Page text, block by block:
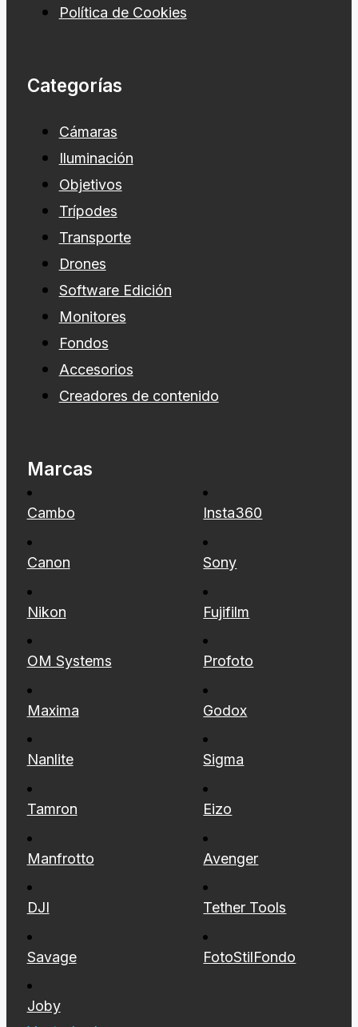
Política de Cookies
Categorías
Cámaras
Iluminación
Objetivos
Trípodes
Transporte
Drones
Software Edición
Monitores
Fondos
Accesorios
Creadores de contenido
Marcas
Cambo Insta360
Canon Sony
Nikon Fujifilm
OM Systems Profoto
Maxima Godox
Nanlite Sigma
Tamron Eizo
Manfrotto Avenger
DJI Tether Tools
Savage FotoStilFondo
Joby